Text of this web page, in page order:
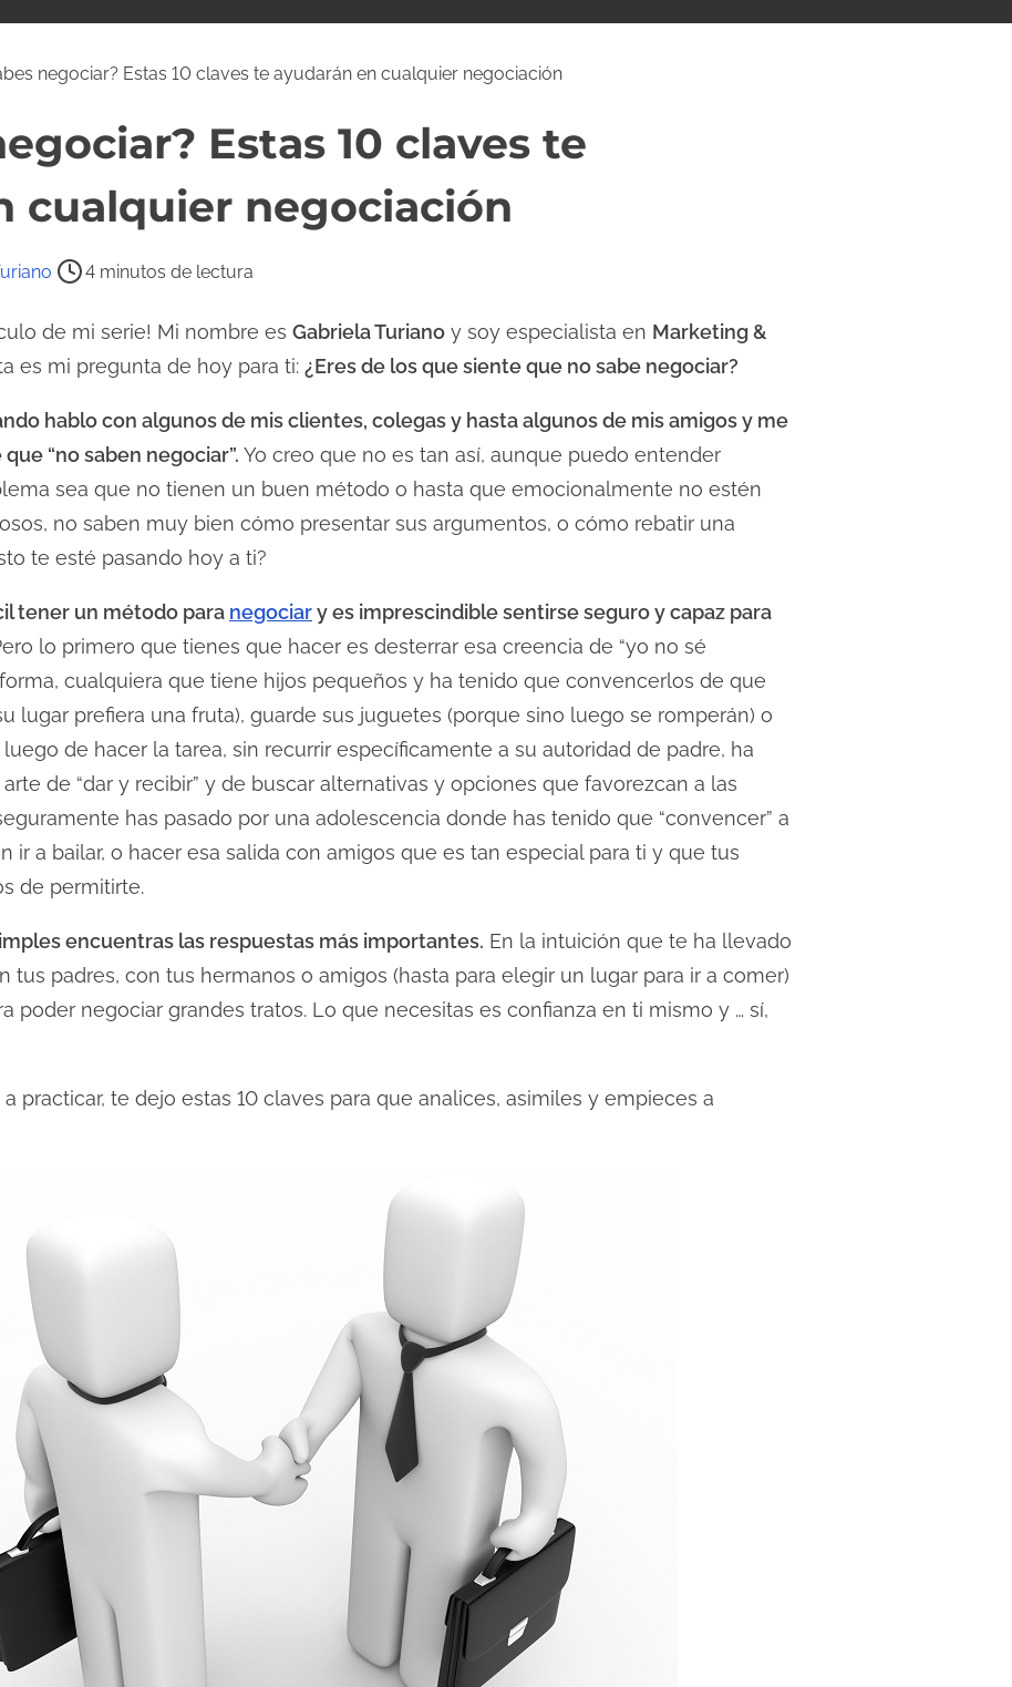
negociar? Estas 10 claves te ayudarán en cualquier negociación
Estas 10 claves te
cualquier negociación
4 minutos de lectura
de mi serie! Mi nombre es Gabriela Turiano y soy especialista en Marketing &
es mi pregunta de hoy para ti: ¿Eres de los que siente que no sabe negociar?
hablo con algunos de mis clientes, colegas y hasta algunos de mis amigos y me
“no saben negociar”. Yo creo que no es tan así, aunque puedo entender
sea que no tienen un buen método o hasta que emocionalmente no estén
no saben muy bien cómo presentar sus argumentos, o cómo rebatir una
te esté pasando hoy a ti?
tener un método para negociary es imprescindible sentirse seguro y capaz para
lo primero que tienes que hacer es desterrar esa creencia de “yo no sé
forma, cualquiera que tiene hijos pequeños y ha tenido que convencerlos de que
lugar prefiera una fruta), guarde sus juguetes (porque sino luego se romperán) o
de hacer la tarea, sin recurrir específicamente a su autoridad de padre, ha
de “dar y recibir” y de buscar alternativas y opciones que favorezcan a las
has pasado por una adolescencia donde has tenido que “convencer” a
ir a bailar, o hacer esa salida con amigos que es tan especial para ti y que tus
de permitirte.
encuentras las respuestas más importantes. En la intuición que te ha llevado
tus padres, con tus hermanos o amigos (hasta para elegir un lugar para ir a comer)
poder negociar grandes tratos. Lo que necesitas es confianza en ti mismo y … sí,
practicar, te dejo estas 10 claves para que analices, asimiles y empieces a